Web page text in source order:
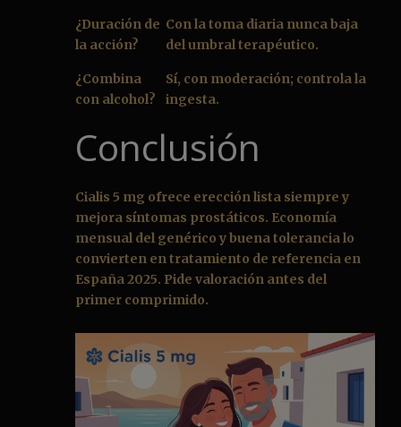
¿Duración de
la acción?
Con la toma diaria nunca baja
del umbral terapéutico.
¿Combina
con alcohol?
Sí, con moderación; controla la
ingesta.
Conclusión
Cialis 5 mg ofrece erección lista siempre y
mejora síntomas prostáticos. Economía
mensual del genérico y buena tolerancia lo
convierten en tratamiento de referencia en
España 2025. Pide valoración antes del
primer comprimido.